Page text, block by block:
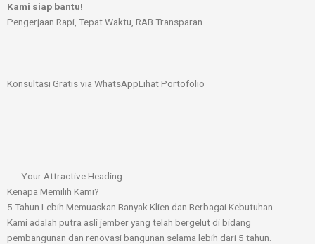
Kami siap bantu!
Pengerjaan Rapi, Tepat Waktu, RAB Transparan
Konsultasi Gratis via WhatsAppLihat Portofolio
Your Attractive Heading
Kenapa Memilih Kami?
5 Tahun Lebih Memuaskan Banyak Klien dan Berbagai Kebutuhan
Kami adalah putra asli jember yang telah bergelut di bidang
pembangunan dan renovasi bangunan selama lebih dari 5 tahun.